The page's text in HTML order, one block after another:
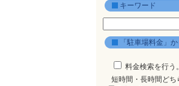
キーワード
「駐車場料金」
料金検索を行う。
短時間・長時間どち